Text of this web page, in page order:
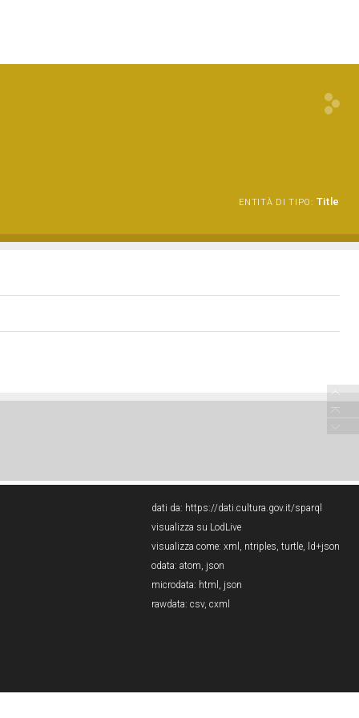
ENTITÀ DI TIPO: Title
dati da: https://dati.cultura.gov.it/sparql
visualizza su LodLive
visualizza come: xml , ntriples, turtle, ld+json
odata: atom, json
microdata: html , json
rawdata: csv, cxml